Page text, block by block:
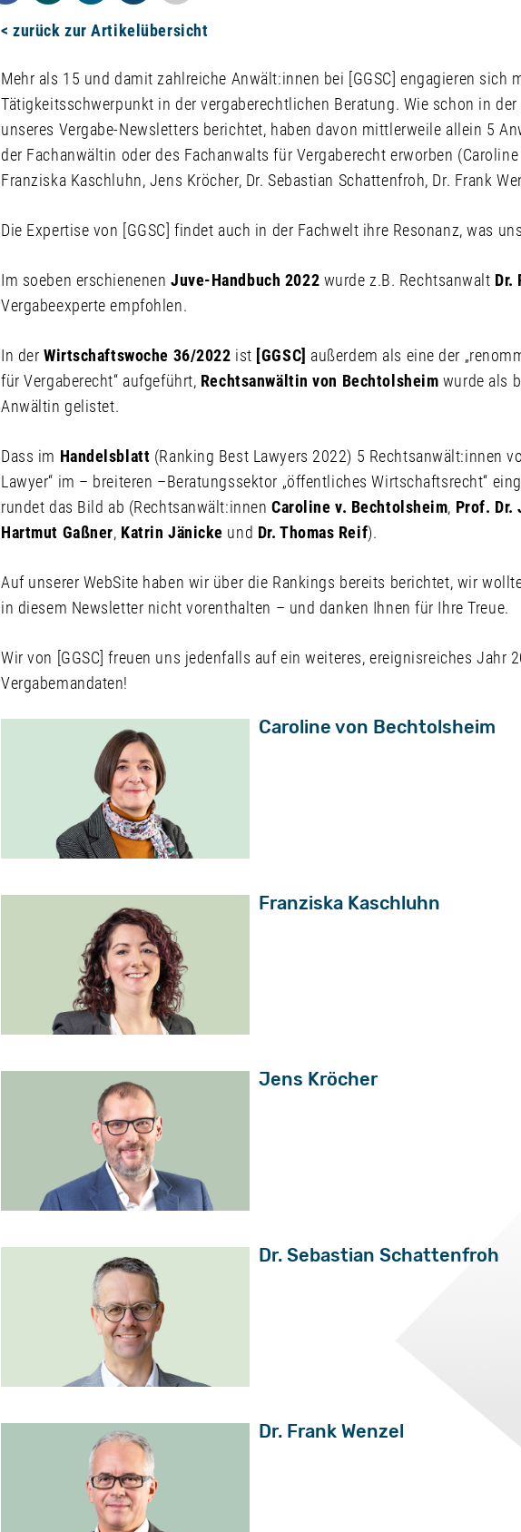
< zurück zur Artikelübersicht
Mehr als 15 und damit zahlreiche Anwält:innen bei [GGSC] engagieren sich
Tätigkeitsschwerpunkt in der vergaberechtlichen Beratung. Wie schon in
unseres Vergabe-Newsletters berichtet, haben davon mittlerweile allein 5
der Fachanwältin oder des Fachanwalts für Vergaberecht erworben
Franziska Kaschluhn, Jens Kröcher, Dr. Sebastian Schattenfroh, Dr. Frank
Die Expertise von [GGSC] findet auch in der Fachwelt ihre Resonanz, was
Im soeben erschienenen Juve-Handbuch 2022 wurde z.B. Rechtsanwalt Dr.
Vergabeexperte empfohlen.
In der Wirtschaftswoche 36/2022 ist [GGSC] außerdem als eine der
für Vergaberecht“ aufgeführt, Rechtsanwältin von Bechtolsheim wurde als
Anwältin gelistet.
Dass im Handelsblatt (Ranking Best Lawyers 2022) 5 Rechtsanwält:innen
Lawyer“ im – breiteren –Beratungssektor „öffentliches Wirtschaftsrecht“
rundet das Bild ab (Rechtsanwält:innen Caroline v. Bechtolsheim, Prof. Dr.
Hartmut Gaßner, Katrin Jänicke und Dr. Thomas Reif).
Auf unserer WebSite haben wir über die Rankings bereits berichtet, wir
in diesem Newsletter nicht vorenthalten – und danken Ihnen für Ihre Treue.
Wir von [GGSC] freuen uns jedenfalls auf ein weiteres, ereignisreiches Jahr
Vergabemandaten!
Caroline von Bechtolsheim
Franziska Kaschluhn
Jens Kröcher
Dr. Sebastian Schattenfroh
Dr. Frank Wenzel